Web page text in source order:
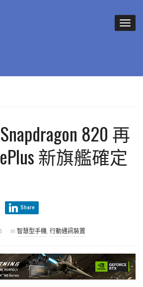
820 再
新旗艦確定
Share
in 智慧型手機, 行動通訊裝置